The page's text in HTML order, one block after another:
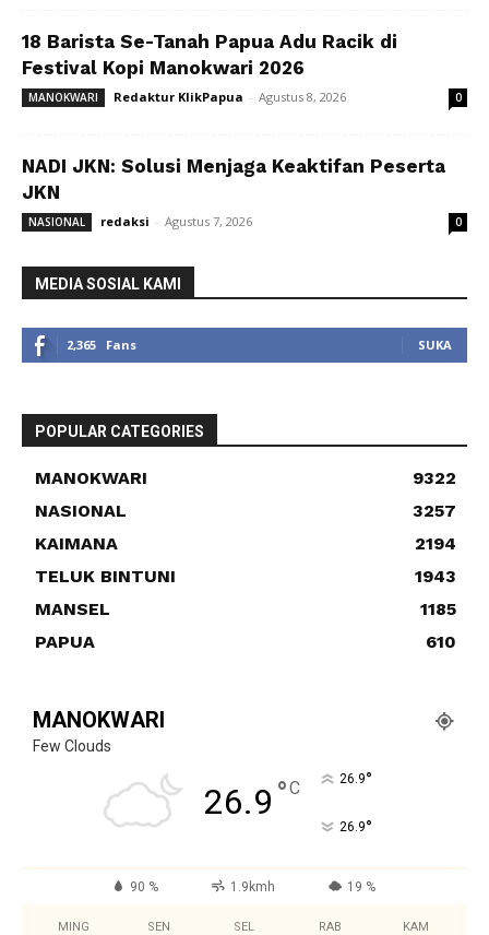
18 Barista Se-Tanah Papua Adu Racik di
Festival Kopi Manokwari 2026
MANOKWARI Redaktur KlikPapua - Agustus 8, 2026 0
NADI JKN: Solusi Menjaga Keaktifan Peserta
JKN
NASIONAL redaksi - Agustus 7, 2026 0
MEDIA SOSIAL KAMI
2,365 Fans SUKA
POPULAR CATEGORIES
MANOKWARI
9322
NASIONAL
3257
KAIMANA
2194
TELUK BINTUNI
1943
MANSEL
1185
PAPUA
610
MANOKWARI
Few Clouds
26.9 °C 26.9°
26.9°
90 % 1.9kmh 19 %
MING SEN SEL RAB KAM